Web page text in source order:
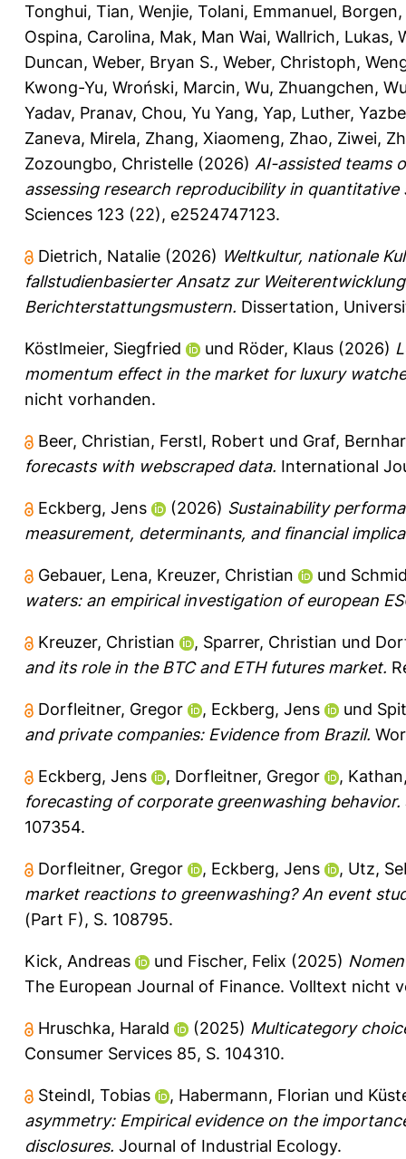
Tonghui, Tian, Wenjie, Tolani, Emmanuel,
Ospina, Carolina, Mak, Man Wai, Wallrich, Lukas,
Duncan, Weber, Bryan S., Weber, Christoph,
Kwong-Yu, Wroński, Marcin, Wu, Zhuangchen,
Yadav, Pranav, Chou, Yu Yang, Yap, Luther,
Zaneva, Mirela, Zhang, Xiaomeng, Zhao, Ziwei,
Zozoungbo, Christelle (2026) AI-assisted teams
assessing research reproducibility in quantitative
Sciences 123 (22), e2524747123.
Dietrich, Natalie (2026) Weltkultur, nationale
fallstudienbasierter Ansatz zur
Berichterstattungsmustern. Dissertation,
Köstlmeier, Siegfried und Röder, Klaus (2026)
momentum effect in the market for luxury
nicht vorhanden.
Beer, Christian, Ferstl, Robert und Graf,
forecasts with webscraped data. International
Eckberg, Jens (2026) Sustainability
measurement, determinants, and financial
Gebauer, Lena, Kreuzer, Christian und
waters: an empirical investigation of european
Kreuzer, Christian , Sparrer, Christian und
and its role in the BTC and ETH futures market.
Dorfleitner, Gregor , Eckberg, Jens und
and private companies: Evidence from Brazil.
Eckberg, Jens , Dorfleitner, Gregor ,
forecasting of corporate greenwashing behavior.
107354.
Dorfleitner, Gregor , Eckberg, Jens , Utz,
market reactions to greenwashing? An event
(Part F), S. 108795.
Kick, Andreas und Fischer, Felix (2025)
The European Journal of Finance. Volltext nicht
Hruschka, Harald (2025) Multicategory
Consumer Services 85, S. 104310.
Steindl, Tobias , Habermann, Florian und
asymmetry: Empirical evidence on the
disclosures. Journal of Industrial Ecology.